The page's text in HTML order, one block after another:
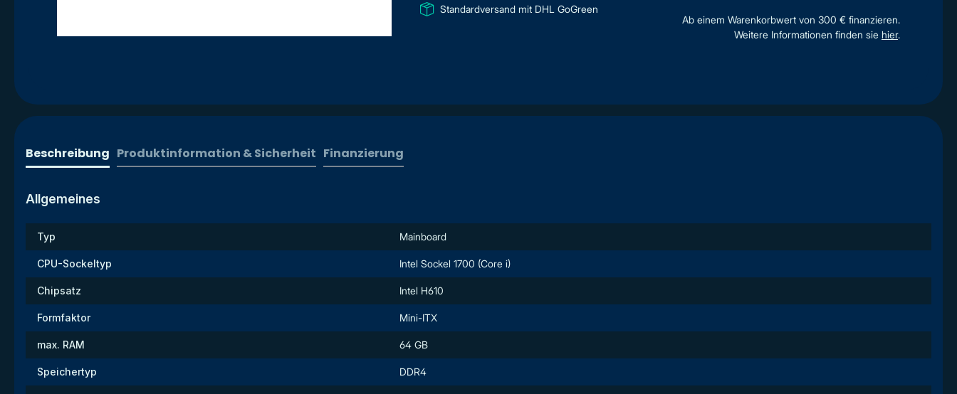
Standardversand mit DHL GoGreen
Ab einem Warenkorbwert von 300 € finanzieren.
Weitere Informationen finden sie hier.
Beschreibung Produktinformation & Sicherheit Finanzierung
Allgemeines
Typ Mainboard
CPU-Sockeltyp Intel Sockel 1700 (Core i)
Chipsatz Intel H610
Formfaktor Mini-ITX
max. RAM 64 GB
Speichertyp DDR4